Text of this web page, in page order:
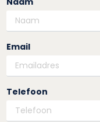
Email
Telefoon